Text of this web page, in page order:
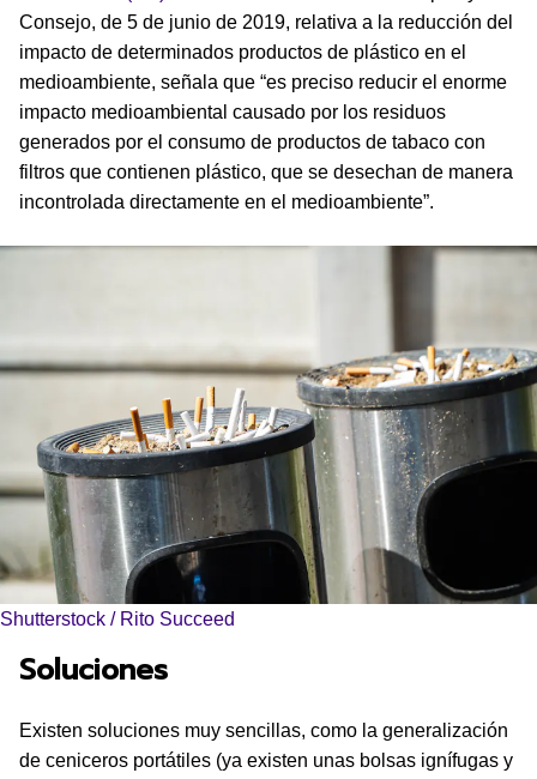
Consejo, de 5 de junio de 2019, relativa a la reducción del
impacto de determinados productos de plástico en el
medioambiente, señala que “es preciso reducir el enorme
impacto medioambiental causado por los residuos
generados por el consumo de productos de tabaco con
filtros que contienen plástico, que se desechan de manera
incontrolada directamente en el medioambiente”.
Shutterstock / Rito Succeed
Soluciones
Existen soluciones muy sencillas, como la generalización
de ceniceros portátiles (ya existen unas bolsas ignífugas y